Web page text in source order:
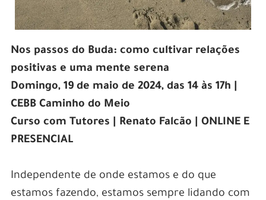
Nos passos do Buda: como cultivar relações
positivas e uma mente serena
Domingo, 19 de maio de 2024, das 14 às 17h |
CEBB Caminho do Meio
Curso com Tutores | Renato Falcão | ONLINE E
PRESENCIAL
Independente de onde estamos e do que
estamos fazendo, estamos sempre lidando com